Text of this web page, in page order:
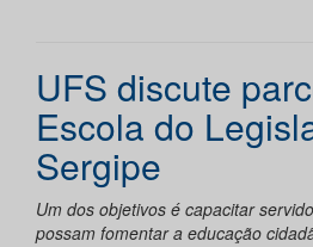
UFS discute
Escola do
Sergipe
Um dos objetivos é capacitar
possam fomentar a educação